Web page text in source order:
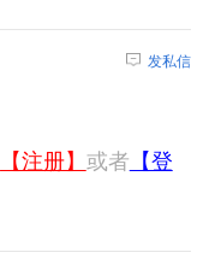
发私信
【注册】 或者 【登